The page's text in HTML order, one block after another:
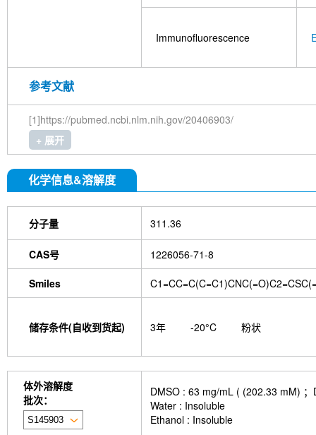
Immunofluorescence
参考文献
[1]https://pubmed.ncbi.nlm.nih.gov/20406903/
+ 展开
化学信息&溶解度
分子量 311.36
CAS号 1226056-71-8
Smiles
储存条件(自收到货起) 3年 -20°C 粉状
体外溶解度
批次：
DMSO : 63 mg/mL ( (202.33 mM)
Water : Insoluble
Ethanol : Insoluble